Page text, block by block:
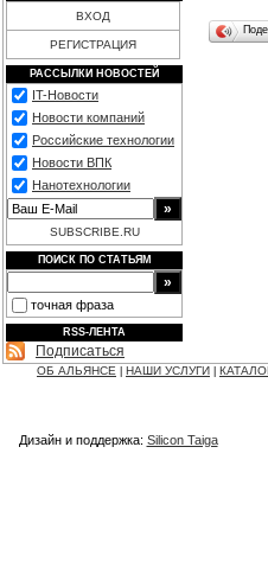
ВХОД
РЕГИСТРАЦИЯ
РАССЫЛКИ НОВОСТЕЙ
IT-Новости
Новости компаний
Российские технологии
Новости ВПК
Нанотехнологии
SUBSCRIBE.RU
ПОИСК ПО СТАТЬЯМ
точная фраза
RSS-ЛЕНТА
Подписаться
ОБ АЛЬЯНСЕ НАШИ УСЛУГИ
Дизайн и поддержка: Silicon Taiga